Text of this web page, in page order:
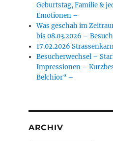
Geburtstag, Familie &
Emotionen –
Was geschah im
bis 08.03.2026 –
17.02.2026
Besucherwechsel –
Impressionen –
Belchior“ –
ARCHIV